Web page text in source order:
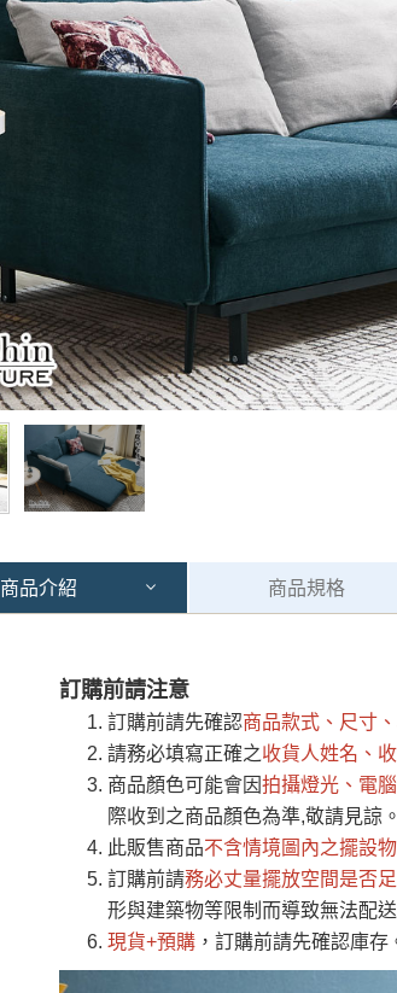
商品介紹 商品規格
訂購前請注意
訂購前請先確認商品款式、尺寸
請務必填寫正確之收貨人姓名、
商品顏色可能會因拍攝燈光、電
際收到之商品顏色為準,敬請見諒。
此販售商品不含情境圖內之擺設
訂購前請務必丈量擺放空間是否
形與建築物等限制而導致無法配
現貨+預購 ，訂購前請先確認庫存
運送地區
桃園
注意事項：
由於品項繁多，網頁無法
認商品是否有「現貨」與
若商品價格或庫存有異常，
接單後二日內(不含例假日
（線上客服 LINE →
下單前先詢問是否現貨，
（洽詢方式請搜尋 Line
運送範圍：限定北至基
全部